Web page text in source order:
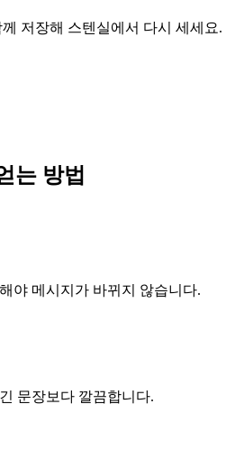
저장해 스텐실에서 다시 세세요.
는 방법
야 메시지가 바뀌지 않습니다.
문장보다 깔끔합니다.